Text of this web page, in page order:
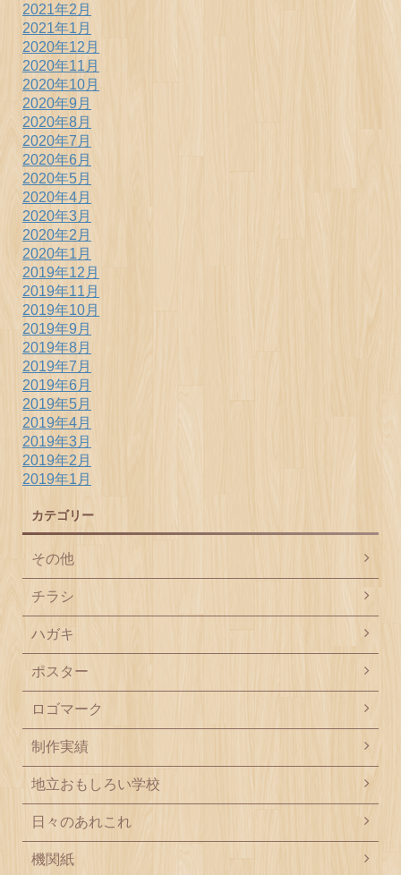
2021年2月
2021年1月
2020年12月
2020年11月
2020年10月
2020年9月
2020年8月
2020年7月
2020年6月
2020年5月
2020年4月
2020年3月
2020年2月
2020年1月
2019年12月
2019年11月
2019年10月
2019年9月
2019年8月
2019年7月
2019年6月
2019年5月
2019年4月
2019年3月
2019年2月
2019年1月
カテゴリー
その他
チラシ
ハガキ
ポスター
ロゴマーク
制作実績
地立おもしろい学校
日々のあれこれ
機関紙